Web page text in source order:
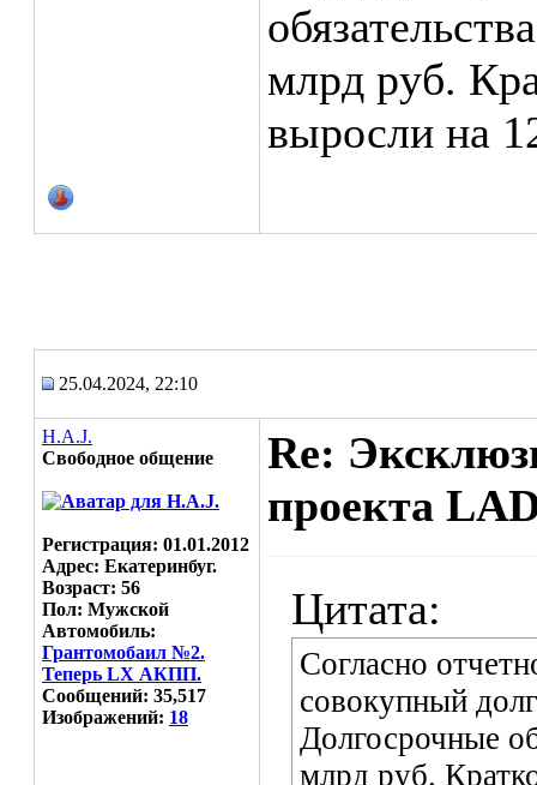
млрд руб.
выросли на
25.04.2024, 22:10
H.A.J.
Свободное общение
Регистрация: 01.01.2012
Адрес: Екатеринбуг.
Возраст: 56
Пол: Мужской
Автомобиль:
Грантомобаил №2.
Теперь LX АКПП.
Сообщений: 35,517
Изображений: 18
Re:
проекта
Цитата:
Согласно
совокупный
Долгосрочные
млрд руб.